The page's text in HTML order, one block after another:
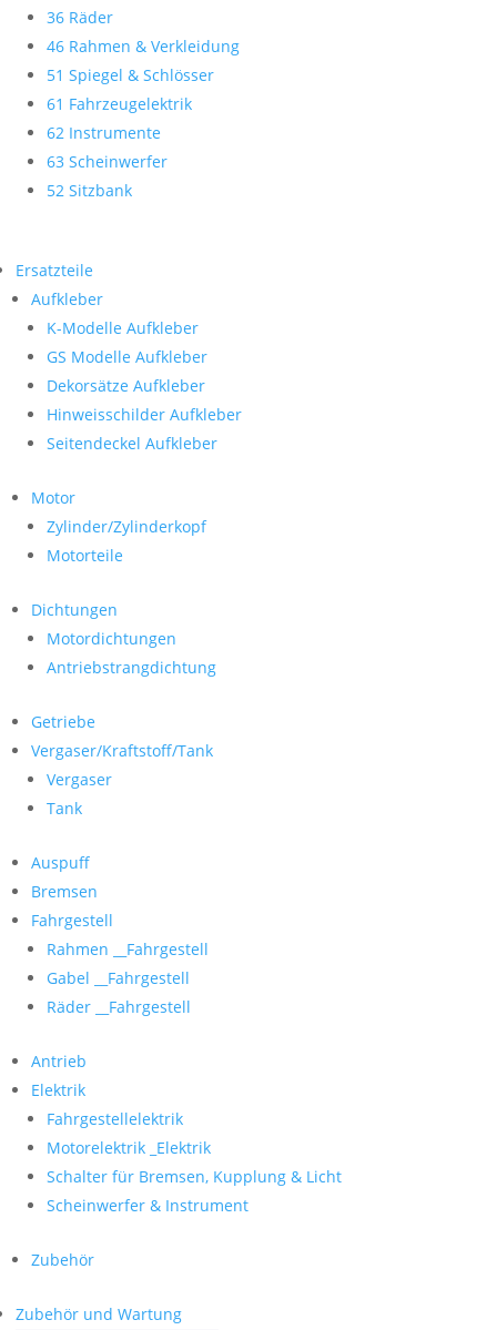
36 Räder
46 Rahmen & Verkleidung
51 Spiegel & Schlösser
61 Fahrzeugelektrik
62 Instrumente
63 Scheinwerfer
52 Sitzbank
Ersatzteile
Aufkleber
K-Modelle Aufkleber
GS Modelle Aufkleber
Dekorsätze Aufkleber
Hinweisschilder Aufkleber
Seitendeckel Aufkleber
Motor
Zylinder/Zylinderkopf
Motorteile
Dichtungen
Motordichtungen
Antriebstrangdichtung
Getriebe
Vergaser/Kraftstoff/Tank
Vergaser
Tank
Auspuff
Bremsen
Fahrgestell
Rahmen __Fahrgestell
Gabel __Fahrgestell
Räder __Fahrgestell
Antrieb
Elektrik
Fahrgestellelektrik
Motorelektrik _Elektrik
Schalter für Bremsen, Kupplung & Licht
Scheinwerfer & Instrument
Zubehör
Zubehör und Wartung